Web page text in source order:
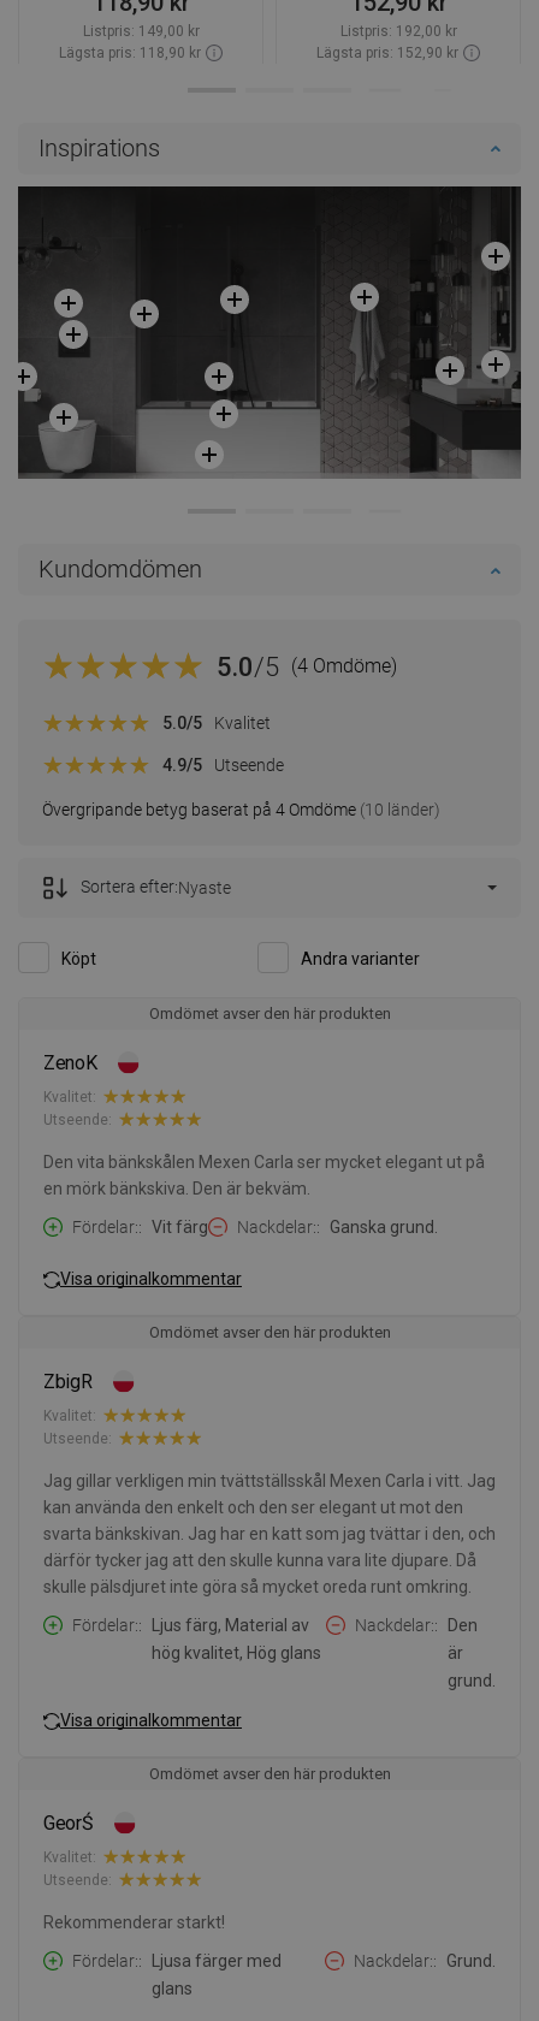
Listpris: 149,00 kr
Lägsta pris: 118,90 kr
Listpris: 192,00 kr
Lägsta pris: 152,90 kr
Inspirations
Kundomdömen
5.0/5 (4 Omdöme)
Övergripande betyg baserat på 4 Omdöme (10 länder)
5.0/5 Kvalitet
4.9/5 Utseende
Köpt Andra varianter
Sortera efter:Nyaste
Omdömet avser den här produkten
ZenoK
Kvalitet:
Utseende:
Den vita bänkskålen Mexen Carla ser mycket elegant ut på
en mörk bänkskiva. Den är bekväm.
Fördelar:
Vit färg Nackdelar: Ganska grund.
Visa originalkommentar
Omdömet avser den här produkten
ZbigR
Kvalitet:
Utseende:
Jag gillar verkligen min tvättställsskål Mexen Carla i vitt. Jag
kan använda den enkelt och den ser elegant ut mot den
svarta bänkskivan. Jag har en katt som jag tvättar i den, och
därför tycker jag att den skulle kunna vara lite djupare. Då
skulle pälsdjuret inte göra så mycket oreda runt omkring.
Fördelar:
Ljus färg, Material av
hög kvalitet, Hög glans
Nackdelar:
Den
är
grund.
Visa originalkommentar
Omdömet avser den här produkten
GeorŚ
Kvalitet:
Utseende:
Rekommenderar starkt!
Fördelar:
Ljusa färger med
glans
Nackdelar: Grund.